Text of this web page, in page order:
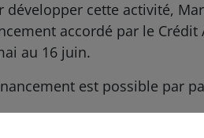
développer cette activité,
accordé par le
au 16 juin.
est possible par